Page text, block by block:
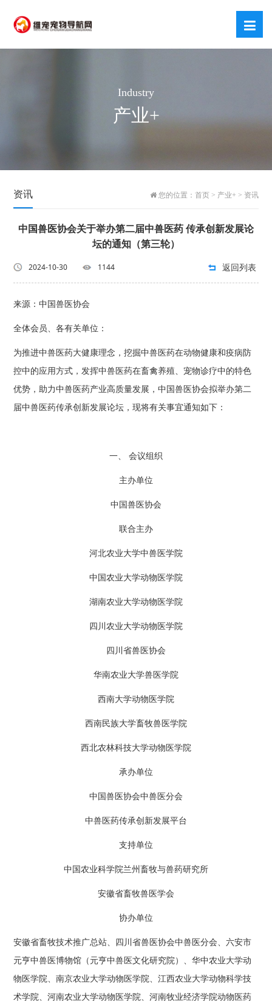
Industry
产业+
资讯 您的位置： 首页> 产业+ > 资讯
中国兽医协会关于举办第二届中兽医药 传承创新发展论
坛的通知（第三轮）
2024-10-30 1144 返回列表
来源：中国兽医协会
全体会员、各有关单位：
为推进中兽医药大健康理念，挖掘中兽医药在动物健康和疫病防
控中的应用方式，发挥中兽医药在畜禽养殖、宠物诊疗中的特色
优势，助力中兽医药产业高质量发展，中国兽医协会拟举办第二
届中兽医药传承创新发展论坛，现将有关事宜通知如下：
一、 会议组织
主办单位
中国兽医协会
联合主办
河北农业大学中兽医学院
中国农业大学动物医学院
湖南农业大学动物医学院
四川农业大学动物医学院
四川省兽医协会
华南农业大学兽医学院
西南大学动物医学院
西南民族大学畜牧兽医学院
西北农林科技大学动物医学院
承办单位
中国兽医协会中兽医分会
中兽医药传承创新发展平台
支持单位
中国农业科学院兰州畜牧与兽药研究所
安徽省畜牧兽医学会
协办单位
安徽省畜牧技术推广总站、四川省兽医协会中兽医分会、六安市
元亨中兽医博物馆（元亨中兽医文化研究院）、华中农业大学动
物医学院、南京农业大学动物医学院、江西农业大学动物科学技
术学院、河南农业大学动物医学院、河南牧业经济学院动物医药